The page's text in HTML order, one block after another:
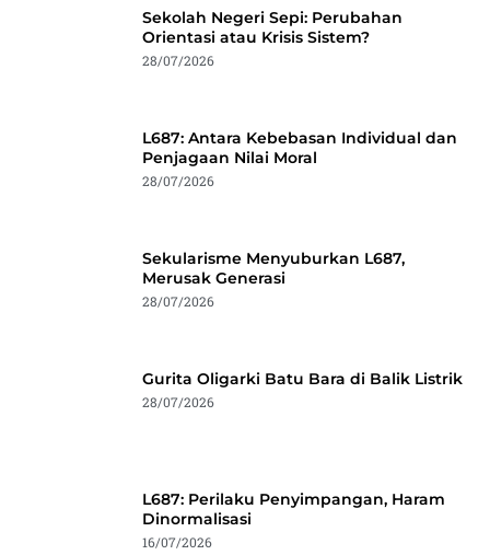
Sekolah Negeri Sepi: Perubahan
Orientasi atau Krisis Sistem?
28/07/2026
L687: Antara Kebebasan Individual dan
Penjagaan Nilai Moral
28/07/2026
Sekularisme Menyuburkan L687,
Merusak Generasi
28/07/2026
Gurita Oligarki Batu Bara di Balik Listrik
28/07/2026
L687: Perilaku Penyimpangan, Haram
Dinormalisasi
16/07/2026